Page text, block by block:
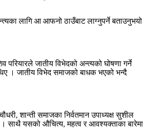
लागि आ आफनो ठाउँबाट लाग्नुपर्ने बताउनुभयो
परियारले जातीय विभेदको अन्त्यको घोषणा गर्ने
। जातीय विभेद समाजको बाधक भएको भन्दै
शान्ती समाजका निर्वतमान उपाध्यक्ष सुशील
साथै यसको औचित्य, महत्व र आवश्यक्ताका बारेमा